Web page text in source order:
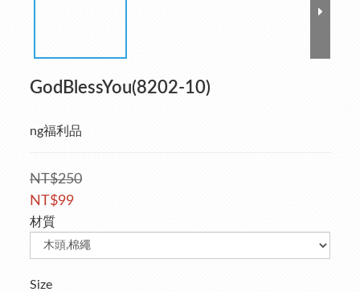
GodBlessYou(8202-10)
ng福利品
NT$250
NT$99
材質
Size